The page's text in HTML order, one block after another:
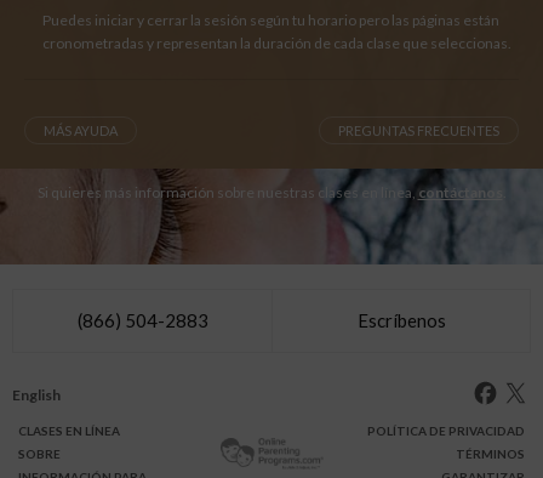
Puedes iniciar y cerrar la sesión según tu horario pero las páginas están
cronometradas y representan la duración de cada clase que seleccionas.
MÁS AYUDA PREGUNTAS FRECUENTES
Si quieres más información sobre nuestras clases en línea, contáctanos
(866) 504-2883 Escríbenos
English
CLASES EN LÍNEA
SOBRE
POLÍTICA DE PRIVACIDAD
TÉRMINOS